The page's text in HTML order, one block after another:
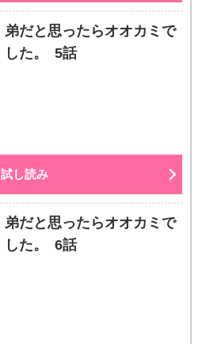
弟だと思ったらオオカミで
した。 5話
試し読み
弟だと思ったらオオカミで
した。 6話